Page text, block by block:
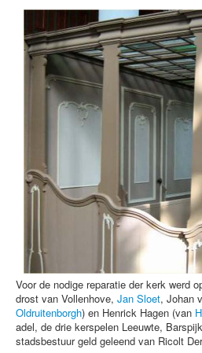
Voor de nodige reparatie der kerk werd
drost van Vollenhove, Jan Sloet, Johan
Oldruitenborgh) en Henrick Hagen (van
adel, de drie kerspelen Leeuwte,
stadsbestuur geld geleend van Ricolt